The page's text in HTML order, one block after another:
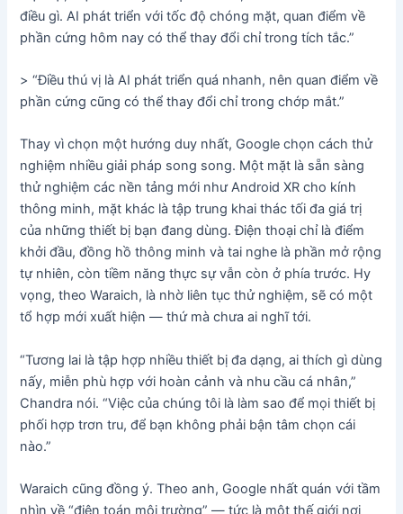
điều gì. AI phát triển với tốc độ chóng mặt, quan điểm về
phần cứng hôm nay có thể thay đổi chỉ trong tích tắc.”
> “Điều thú vị là AI phát triển quá nhanh, nên quan điểm về
phần cứng cũng có thể thay đổi chỉ trong chớp mắt.”
Thay vì chọn một hướng duy nhất, Google chọn cách thử
nghiệm nhiều giải pháp song song. Một mặt là sẵn sàng
thử nghiệm các nền tảng mới như Android XR cho kính
thông minh, mặt khác là tập trung khai thác tối đa giá trị
của những thiết bị bạn đang dùng. Điện thoại chỉ là điểm
khởi đầu, đồng hồ thông minh và tai nghe là phần mở rộng
tự nhiên, còn tiềm năng thực sự vẫn còn ở phía trước. Hy
vọng, theo Waraich, là nhờ liên tục thử nghiệm, sẽ có một
tổ hợp mới xuất hiện — thứ mà chưa ai nghĩ tới.
“Tương lai là tập hợp nhiều thiết bị đa dạng, ai thích gì dùng
nấy, miễn phù hợp với hoàn cảnh và nhu cầu cá nhân,”
Chandra nói. “Việc của chúng tôi là làm sao để mọi thiết bị
phối hợp trơn tru, để bạn không phải bận tâm chọn cái
nào.”
Waraich cũng đồng ý. Theo anh, Google nhất quán với tầm
nhìn về “điện toán môi trường” — tức là một thế giới nơi